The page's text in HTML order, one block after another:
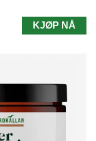
KJØP NÅ